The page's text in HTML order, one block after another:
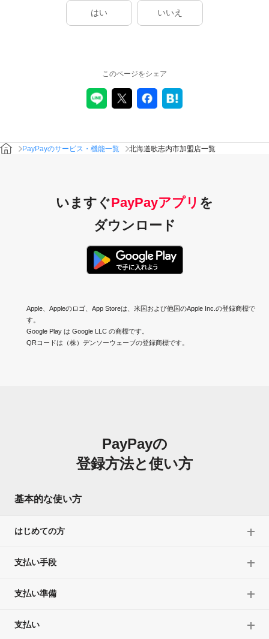
はい いいえ
このページをシェア
PayPayのサービス・機能一覧 北海道歌志内市加盟店一覧
いますぐPayPayアプリ を
ダウンロード
Apple、Appleのロゴ、App Storeは、米国および他国のApple Inc.の登録商標で
す。
Google Play は Google LLC の商標です。
QRコードは（株）デンソーウェーブの登録商標です。
PayPayの
登録方法と使い方
基本的な使い方
はじめての方
支払い手段
支払い準備
支払い